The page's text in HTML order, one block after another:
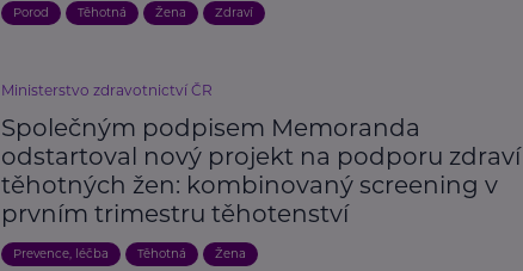
Porod Těhotná Žena Zdraví
Ministerstvo zdravotnictví ČR
Společným podpisem Memoranda
odstartoval nový projekt na podporu zdraví
těhotných žen: kombinovaný screening v
prvním trimestru těhotenství
Prevence, léčba Těhotná Žena